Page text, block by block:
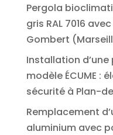
Pergola
gris RAL 7016
Gombert
Installation
modèle ÉCUME :
sécurité à Plan-
Remplacement
aluminium avec